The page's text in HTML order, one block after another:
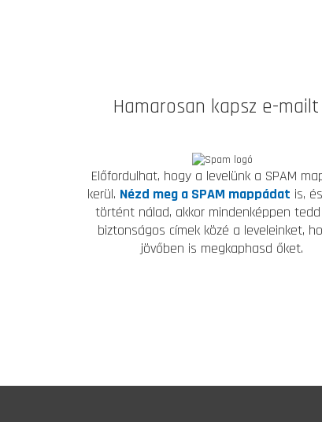
Hamarosan kapsz e-
Előfordulhat, hogy a levelünk a SPAM
kerül. Nézd meg a SPAM mappádat is,
történt nálad, akkor mindenképpen
biztonságos címek közé a leveleinket,
jövőben is megkaphasd őket.